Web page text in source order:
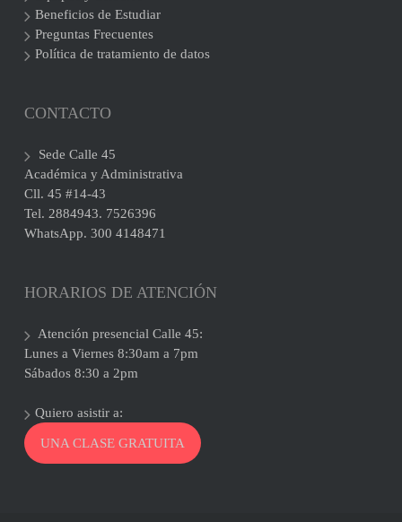
Beneficios de Estudiar
Preguntas Frecuentes
Política de tratamiento de datos
CONTACTO
Sede Calle 45
Académica y Administrativa
Cll. 45 #14-43
Tel. 2884943. 7526396
WhatsApp. 300 4148471
HORARIOS DE ATENCIÓN
Atención presencial Calle 45:
Lunes a Viernes 8:30am a 7pm
Sábados 8:30 a 2pm
Quiero asistir a:
UNA CLASE GRATUITA